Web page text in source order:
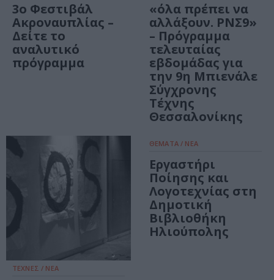
3ο Φεστιβάλ
Ακροναυπλίας –
Δείτε το
αναλυτικό
πρόγραμμα
«όλα πρέπει να
αλλάξουν. ΡΝΣ9»
– Πρόγραμμα
τελευταίας
εβδομάδας για
την 9η Μπιενάλε
Σύγχρονης
Τέχνης
Θεσσαλονίκης
ΤΕΧΝΕΣ / ΝΕΑ
ΘΕΜΑΤΑ / ΝΕΑ
Εργαστήρι
Ποίησης και
Λογοτεχνίας στη
Δημοτική
Βιβλιοθήκη
Ηλιούπολης